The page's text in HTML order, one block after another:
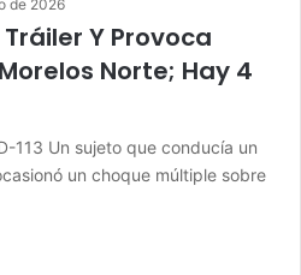
de 2026
Y Provoca
Norte; Hay 4
113 Un sujeto que conducía un
un choque múltiple sobre